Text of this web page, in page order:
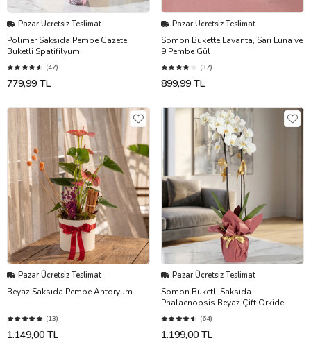
Pazar Ücretsiz Teslimat
Polimer Saksıda Pembe Gazete
Buketli Spatifilyum
(47)
779,99 TL
Pazar Ücretsiz Teslimat
Somon Bukette Lavanta, Sarı Luna ve
9 Pembe Gül
(37)
899,99 TL
Pazar Ücretsiz Teslimat
Beyaz Saksıda Pembe Antoryum
(13)
1.149,00 TL
Pazar Ücretsiz Teslimat
Somon Buketli Saksıda
Phalaenopsis Beyaz Çift Orkide
(64)
1.199,00 TL